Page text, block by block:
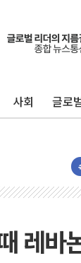
사회 글로
레바